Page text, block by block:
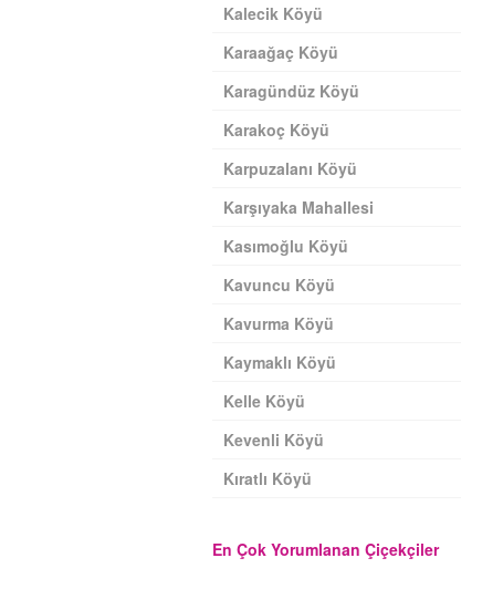
Kalecik Köyü
Karaağaç Köyü
Karagündüz Köyü
Karakoç Köyü
Karpuzalanı Köyü
Karşıyaka Mahallesi
Kasımoğlu Köyü
Kavuncu Köyü
Kavurma Köyü
Kaymaklı Köyü
Kelle Köyü
Kevenli Köyü
Kıratlı Köyü
En Çok Yorumlanan Çiçekçiler